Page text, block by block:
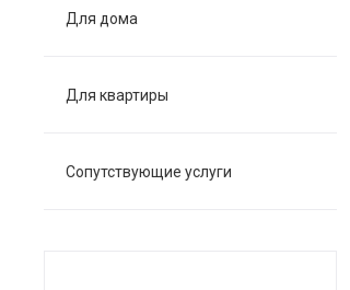
Для дома
Для квартиры
Сопутствующие услуги